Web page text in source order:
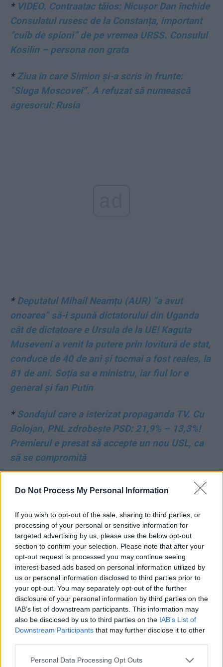
Do Not Process My Personal Information
If you wish to opt-out of the sale, sharing to third parties, or
processing of your personal or sensitive information for
targeted advertising by us, please use the below opt-out
section to confirm your selection. Please note that after your
opt-out request is processed you may continue seeing
interest-based ads based on personal information utilized by
us or personal information disclosed to third parties prior to
your opt-out. You may separately opt-out of the further
disclosure of your personal information by third parties on the
IAB’s list of downstream participants. This information may
also be disclosed by us to third parties on the IAB’s List of
Downstream Participants that may further disclose it to other
Personal Data Processing Opt Outs
* VIDEO. Contraatac tăios: Nicușor Dan închide
Consulatul rusesc de la Constanța, important
”cuib de spioni” de pe vremea URSS. Consulul
Kosilin – persona non grata
*Ziua în care Simion și-a scris în frunte:
”Sluga Moscovei”. A refuzat să numească
agresorul: Rusia
*Deputatul Mihail Neamțu (AUR) ”a avut
onoarea” să-i spună dictatorului din Uganda
cât de dictatoare e Ursula de la UE! Kaguta
Museveni a venit la putere prin lovitură de stat,
conduce de 40 de ani și tocmai a fost reales, la
81 de ani. Soția sa e ministru, iar fiul lor e
general și fan Putin
* Sondajul care a isterizat propaganda TV. Cu
Bolojan, PNL zdrobește PSD: 21,9% – 13,3%!
Premierul e presat să accepte un nou USL, ca
să se compromită
Cele 10 condiții pe care PNL și USR ar trebui
să le pună PSD pentru a reface guvernarea
”pro-europeană”
*De unde a pornit furia ”Clanului de la
Craiova”: Bolojan a oprit ”conducta de bani” de
la buget pentru ”găurile negre” ale Olguței